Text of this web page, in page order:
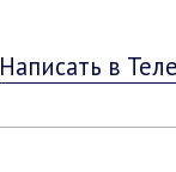
Написать в